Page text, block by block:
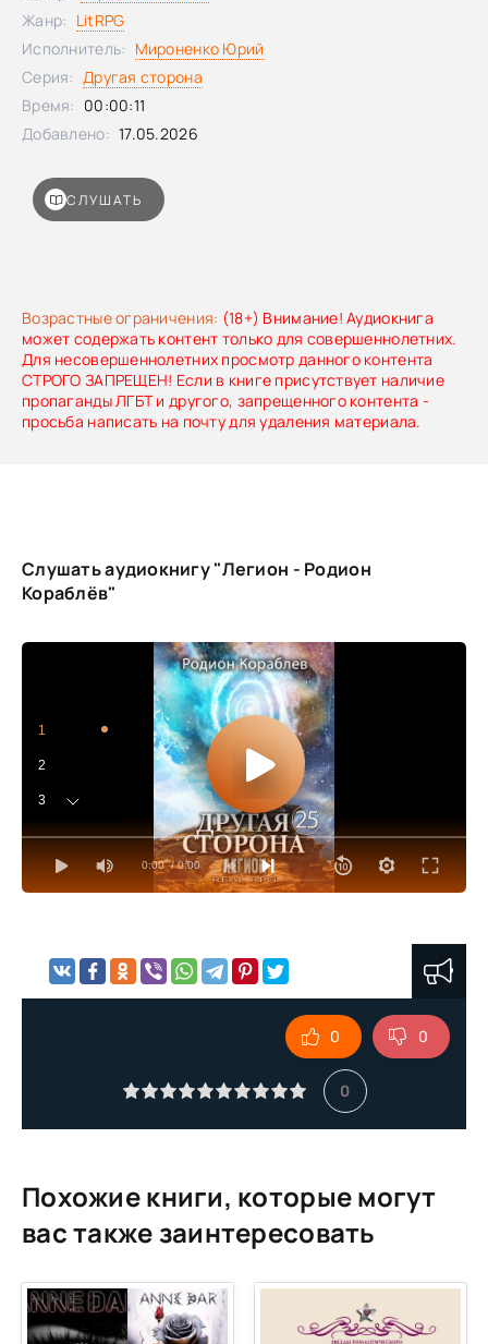
Возрастные ограничения: (18+) Внимание! Аудиокнига
может содержать контент только для совершеннолетних.
Для несовершеннолетних просмотр данного контента
СТРОГО ЗАПРЕЩЕН! Если в книге присутствует наличие
пропаганды ЛГБТ и другого, запрещенного контента -
просьба написать на почту для удаления материала.
СЛУШАТЬ
Жанр: LitRPG
Исполнитель: Мироненко Юрий
Серия: Другая сторона
Время: 00:00:11
Добавлено: 17.05.2026
Слушать аудиокнигу "Легион - Родион
Кораблёв"
0:00 / 0:00
1
2
3
4
17
18
0
0 0
Похожие книги, которые могут
вас также заинтересовать